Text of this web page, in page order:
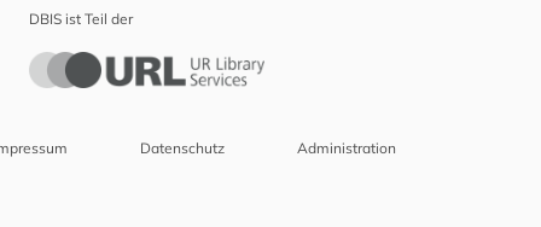
DBIS ist Teil der
Datenschutz Administration